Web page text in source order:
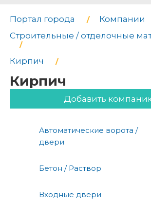
Портал города
Компании
Строительные / отделочные
Кирпич
Кирпич
Добавить
Автоматические ворота /
двери
Бетон / Раствор
Входные двери